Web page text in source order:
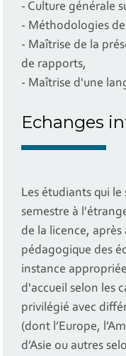
- Culture générale
- Méthodologies
- Maîtrise de la
de rapports,
- Maîtrise d'une
Echanges
Les étudiants qui
semestre à
de la licence,
pédagogique des
instance
d'accueil selon les
privilégié avec
(dont l’Europe,
d’Asie ou autres